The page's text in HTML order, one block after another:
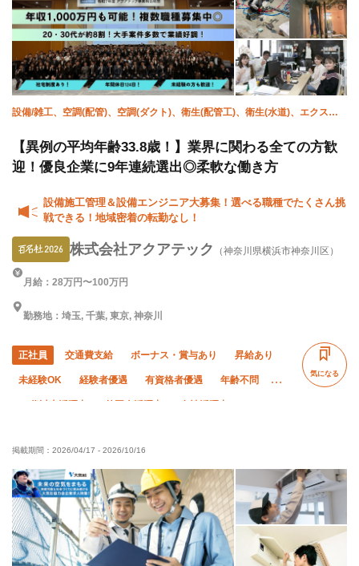
年末年始休暇 転勤なし
設備/雑工、空調(配管)、空調(ダクト)、衛生(配管工)、衛生(水道)、エクステ
工事)
【異例の平均年齢33.8歳！】業界に関わる全ての方歓
迎！優良企業に9年連続選出◎柔軟な働き方
設備施工管理＆設備エンジニア大募集！選べる職種でたくさん挑
戦できる！地域密着の転勤なし！
株式会社アクアテック （神奈川県横浜市神奈川区）
月給：28万円〜100万円
勤務地：埼玉, 千葉, 東京, 神奈川
正社員 交通費支給 ボーナス・賞与あり 昇給あり
未経験OK 経験者優遇 有資格者優遇 年齢不問
社会保険完備 制服貸与
寮・社宅あり 研修制度あり 髪型・髪色自由
気になる
掲載期間： 2026/04/17 - 2026/10/16